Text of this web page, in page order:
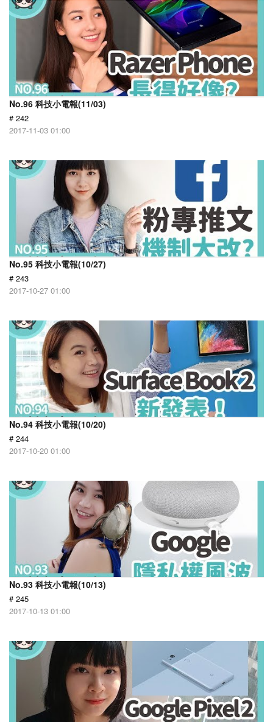
No.96 科技小電報(11/03)
# 242
2017-11-03 01:00
No.95 科技小電報(10/27)
# 243
2017-10-27 01:00
No.94 科技小電報(10/20)
# 244
2017-10-20 01:00
No.93 科技小電報(10/13)
# 245
2017-10-13 01:00